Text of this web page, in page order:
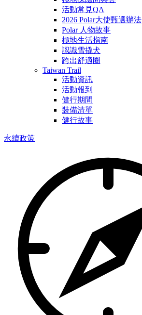
活動常見QA
2026 Polar大使甄選辦法
Polar 人物故事
極地生活指南
認識雪撬犬
跨出舒適圈
Taiwan Trail
活動資訊
活動報到
健行期間
裝備清單
健行故事
永續政策